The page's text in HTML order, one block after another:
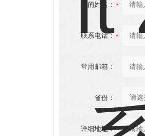
您的姓名：
联系电话：
常用邮箱：
省份：
详细地址：